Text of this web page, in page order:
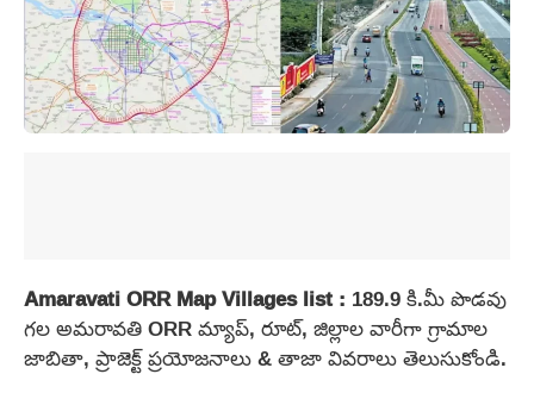
Amaravati ORR Map Villages list : 189.9 కి.మీ పొడవు
గల అమరావతి ORR మ్యాప్, రూట్, జిల్లాల వారీగా గ్రామాల
జాబితా, ప్రాజెక్ట్ ప్రయోజనాలు & తాజా వివరాలు తెలుసుకోండి.